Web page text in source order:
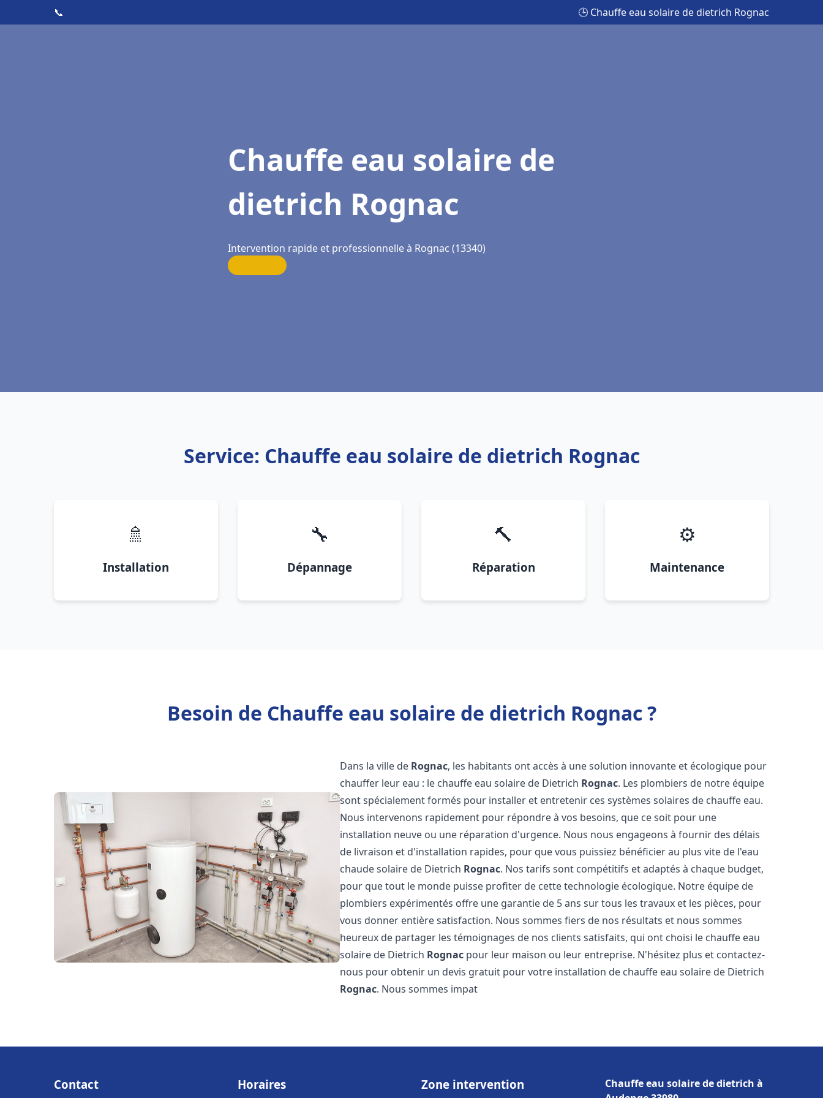
📞 🕒 Chauffe eau solaire de dietrich Rognac
Chauffe eau solaire de
dietrich Rognac
Intervention rapide et professionnelle à Rognac (13340)
Service: Chauffe eau solaire de dietrich Rognac
🚿
Installation
🔧
Dépannage
🔨
Réparation
⚙️
Maintenance
Besoin de Chauffe eau solaire de dietrich Rognac ?
Dans la ville de Rognac, les habitants ont accès à une solution innovante et écologique pour
chauffer leur eau : le chauffe eau solaire de Dietrich Rognac. Les plombiers de notre équipe
sont spécialement formés pour installer et entretenir ces systèmes solaires de chauffe eau.
Nous intervenons rapidement pour répondre à vos besoins, que ce soit pour une
installation neuve ou une réparation d'urgence. Nous nous engageons à fournir des délais
de livraison et d'installation rapides, pour que vous puissiez bénéficier au plus vite de l'eau
chaude solaire de Dietrich Rognac. Nos tarifs sont compétitifs et adaptés à chaque budget,
pour que tout le monde puisse profiter de cette technologie écologique. Notre équipe de
plombiers expérimentés offre une garantie de 5 ans sur tous les travaux et les pièces, pour
vous donner entière satisfaction. Nous sommes fiers de nos résultats et nous sommes
heureux de partager les témoignages de nos clients satisfaits, qui ont choisi le chauffe eau
solaire de Dietrich Rognac pour leur maison ou leur entreprise. N'hésitez plus et contactez-
nous pour obtenir un devis gratuit pour votre installation de chauffe eau solaire de Dietrich
Rognac. Nous sommes impat
Contact Horaires Zone intervention
Chauffe eau solaire de dietrich à